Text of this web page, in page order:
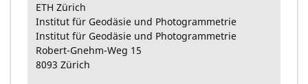
ETH Zürich
Institut für Geodäsie und Photogrammetrie
Institut für Geodäsie und Photogrammetrie
Robert-Gnehm-Weg 15
8093 Zürich